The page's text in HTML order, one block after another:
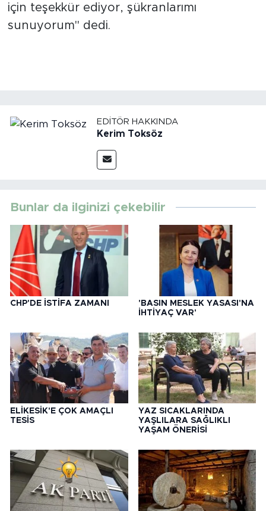
için teşekkür ediyor, şükranlarımı
sunuyorum" dedi.
EDITÖR HAKKINDA
Kerim Toksöz
Bunlar da ilginizi çekebilir
CHP'DE İSTİFA ZAMANI
'BASIN MESLEK YASASI'NA
İHTİYAÇ VAR'
ELİKESİK'E ÇOK AMAÇLI
TESİS
YAZ SICAKLARINDA
YAŞLILARA SAĞLIKLI
YAŞAM ÖNERİSİ
Türkiye